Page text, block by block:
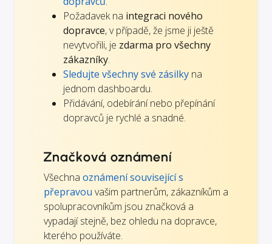
Požadavek na integraci nového
dopravce, v případě, že jsme ji ještě
nevytvořili, je zdarma pro všechny
zákazníky.
Sledujte všechny své zásilky na
jednom dashboardu.
Přidávání, odebírání nebo přepínání
dopravců je rychlé a snadné.
Značková oznámení
Všechna oznámení související s
přepravou vašim partnerům, zákazníkům a
spolupracovníkům jsou značková a
vypadají stejně, bez ohledu na dopravce,
kterého používáte.